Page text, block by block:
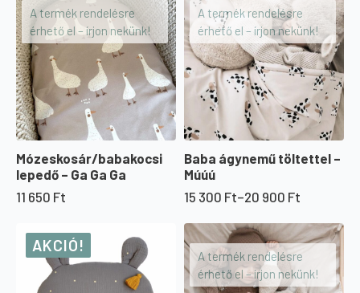
A termék rendelésre
érhető el – írjon nekünk!
Mózeskosár/babakocsi
lepedő – Ga Ga Ga
11 650 Ft
A termék rendelésre
érhető el – írjon nekünk!
Baba ágynemű töltettel –
Múúú
15 300 Ft–20 900 Ft
Ártartomány:
15
300 Ft
-
20
900 Ft
AKCIÓ!
A termék rendelésre
érhető el – írjon nekünk!